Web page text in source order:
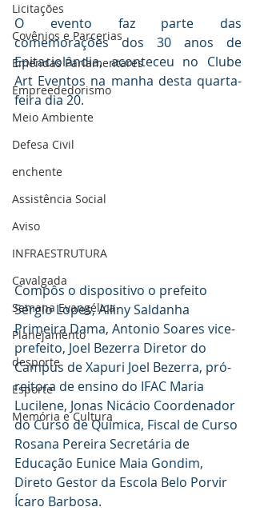
Licitações
Covênios e Parcerias
Emendas Parlamentares
Empreededorismo
Meio Ambiente
Defesa Civil
enchente
Assistência Social
Aviso
INFRAESTRUTURA
Cavalgada
Semana Evangélica
Planejamento
desporte
Esporte
Memória e Cultura
O evento faz parte das
comemorações dos 30 anos de
Epitaciolândia, aconteceu no Clube
Art Eventos na manha desta quarta-
feira dia 20.
Compôs o dispositivo o prefeito
Sérgio Lopes, Alliny Saldanha
Primeira Dama, Antonio Soares vice-
prefeito, Joel Bezerra Diretor do
Campus de Xapuri Joel Bezerra, pró-
reitora de ensino do IFAC Maria
Lucilene, Jonas Nicácio Coordenador
do Curso de Química, Fiscal de Curso
Rosana Pereira Secretária de
Educação Eunice Maia Gondim,
Direto Gestor da Escola Belo Porvir
Ícaro Barbosa.